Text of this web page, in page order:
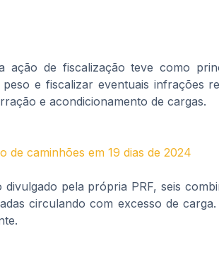
ação de fiscalização teve como
e fiscalizar eventuais infrações
e acondicionamento de cargas.
de caminhões em 19 dias de 2024
pela própria PRF, seis
circulando com excesso de